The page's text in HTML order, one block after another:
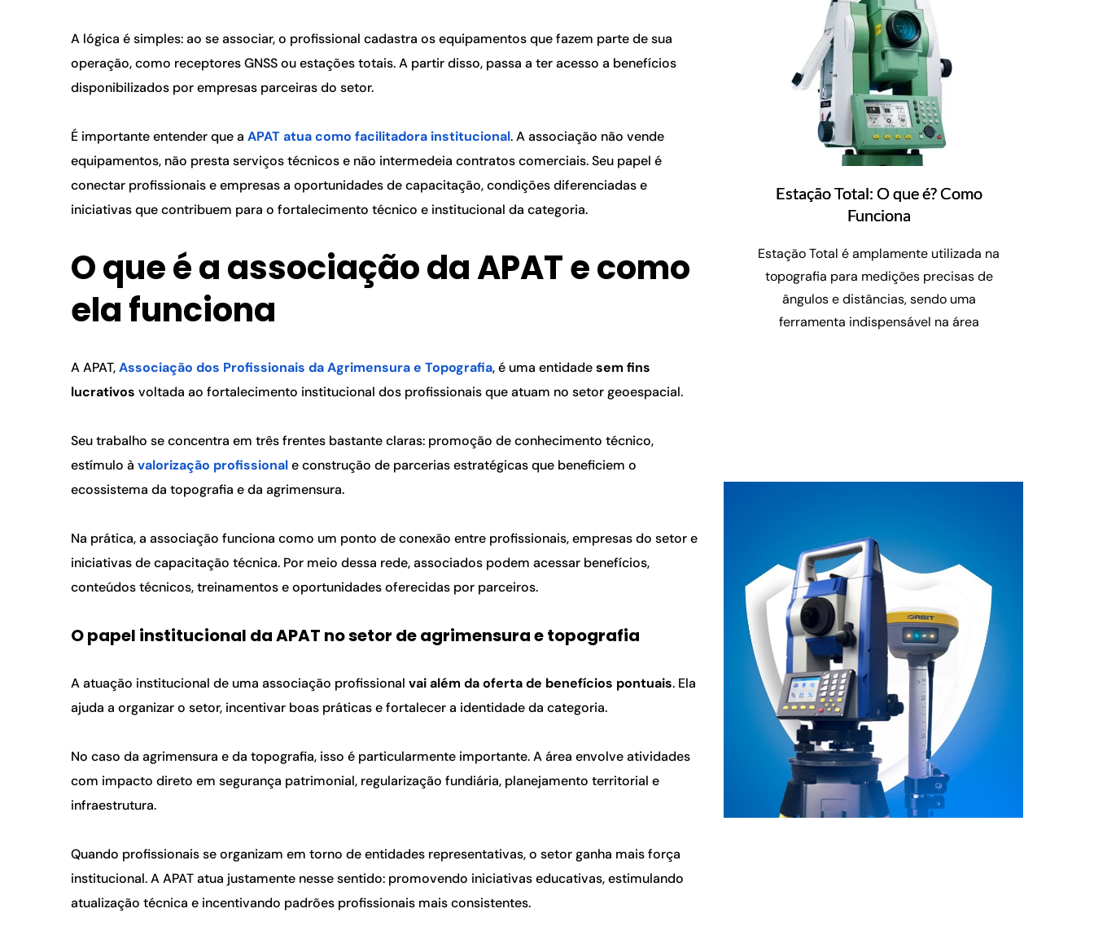
A lógica é simples: ao se associar, o profissional cadastra os equipamentos que fazem parte de sua
operação, como receptores GNSS ou estações totais. A partir disso, passa a ter acesso a benefícios
disponibilizados por empresas parceiras do setor.
É importante entender que a APAT atua como facilitadora institucional. A associação não vende
equipamentos, não presta serviços técnicos e não intermedeia contratos comerciais. Seu papel é
conectar profissionais e empresas a oportunidades de capacitação, condições diferenciadas e
iniciativas que contribuem para o fortalecimento técnico e institucional da categoria.
O que é a associação da APAT e como
ela funciona
A APAT, Associação dos Profissionais da Agrimensura e Topografia, é uma entidade sem fins
lucrativos voltada ao fortalecimento institucional dos profissionais que atuam no setor geoespacial.
Seu trabalho se concentra em três frentes bastante claras: promoção de conhecimento técnico,
estímulo à valorização profissional e construção de parcerias estratégicas que beneficiem o
ecossistema da topografia e da agrimensura.
Na prática, a associação funciona como um ponto de conexão entre profissionais, empresas do setor e
iniciativas de capacitação técnica. Por meio dessa rede, associados podem acessar benefícios,
conteúdos técnicos, treinamentos e oportunidades oferecidas por parceiros.
O papel institucional da APAT no setor de agrimensura e topografia
A atuação institucional de uma associação profissional vai além da oferta de benefícios pontuais. Ela
ajuda a organizar o setor, incentivar boas práticas e fortalecer a identidade da categoria.
No caso da agrimensura e da topografia, isso é particularmente importante. A área envolve atividades
com impacto direto em segurança patrimonial, regularização fundiária, planejamento territorial e
infraestrutura.
Quando profissionais se organizam em torno de entidades representativas, o setor ganha mais força
institucional. A APAT atua justamente nesse sentido: promovendo iniciativas educativas, estimulando
atualização técnica e incentivando padrões profissionais mais consistentes.
Estação Total: O que é? Como
Funciona
Estação Total é amplamente utilizada na
topografia para medições precisas de
ângulos e distâncias, sendo uma
ferramenta indispensável na área